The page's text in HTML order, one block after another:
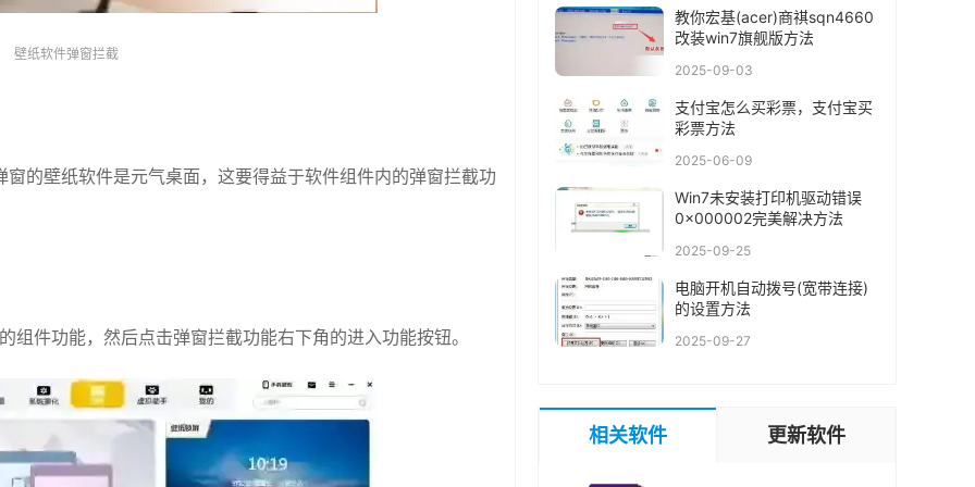
壁纸软件弹窗拦截
的壁纸软件是元气桌面，这要得益于软件组件内的弹窗拦截功
组件功能，然后点击弹窗拦截功能右下角的进入功能按钮。
教你宏基(acer)商祺sqn4660
改装win7旗舰版方法
2025-09-03
支付宝怎么买彩票，支付宝买
彩票方法
2025-06-09
Win7未安装打印机驱动错误
0x000002完美解决方法
2025-09-25
电脑开机自动拨号(宽带连接)
的设置方法
2025-09-27
相关软件 更新软件